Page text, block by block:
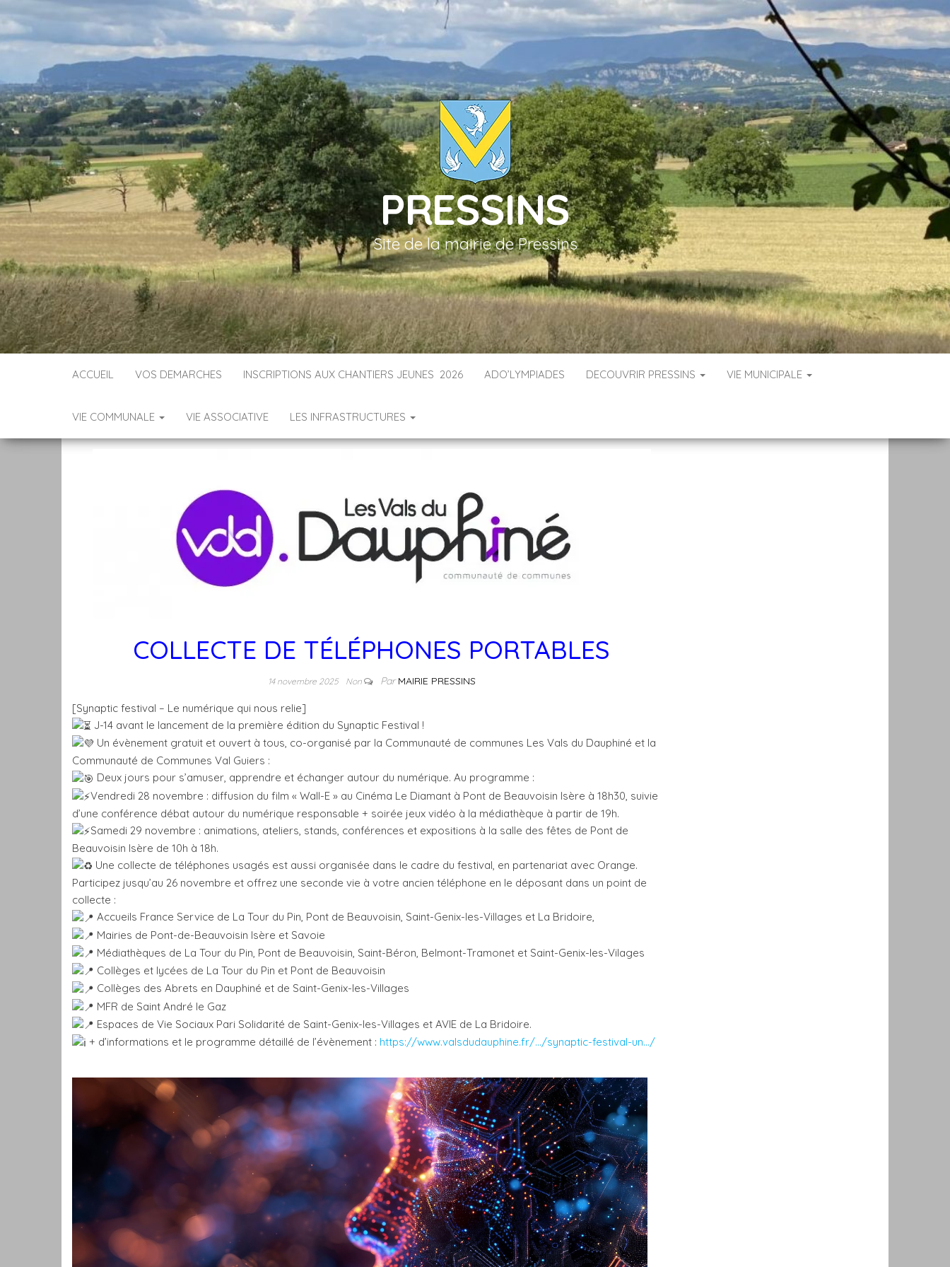
PRESSINS
Site de la mairie de Pressins
ACCUEIL VOS DEMARCHES INSCRIPTIONS AUX CHANTIERS JEUNES 2026 ADO’LYMPIADES DECOUVRIR PRESSINS VIE MUNICIPALE
VIE COMMUNALE VIE ASSOCIATIVE LES INFRASTRUCTURES
COLLECTE DE TÉLÉPHONES PORTABLES
14 novembre 2025 Non ParMAIRIE PRESSINS
[Synaptic festival – Le numérique qui nous relie]
J-14 avant le lancement de la première édition du Synaptic Festival !
Un évènement gratuit et ouvert à tous, co-organisé par la Communauté de communes Les Vals du Dauphiné et la
Communauté de Communes Val Guiers :
Deux jours pour s’amuser, apprendre et échanger autour du numérique. Au programme :
Vendredi 28 novembre : diffusion du film « Wall-E » au Cinéma Le Diamant à Pont de Beauvoisin Isère à 18h30, suivie
d’une conférence débat autour du numérique responsable + soirée jeux vidéo à la médiathèque à partir de 19h.
Samedi 29 novembre : animations, ateliers, stands, conférences et expositions à la salle des fêtes de Pont de
Beauvoisin Isère de 10h à 18h.
Une collecte de téléphones usagés est aussi organisée dans le cadre du festival, en partenariat avec Orange.
Participez jusqu’au 26 novembre et offrez une seconde vie à votre ancien téléphone en le déposant dans un point de
collecte :
Accueils France Service de La Tour du Pin, Pont de Beauvoisin, Saint-Genix-les-Villages et La Bridoire,
Mairies de Pont-de-Beauvoisin Isère et Savoie
Médiathèques de La Tour du Pin, Pont de Beauvoisin, Saint-Béron, Belmont-Tramonet et Saint-Genix-les-Vilages
Collèges et lycées de La Tour du Pin et Pont de Beauvoisin
Collèges des Abrets en Dauphiné et de Saint-Genix-les-Villages
MFR de Saint André le Gaz
Espaces de Vie Sociaux Pari Solidarité de Saint-Genix-les-Villages et AVIE de La Bridoire.
+ d’informations et le programme détaillé de l’évènement : https://www.valsdudauphine.fr/…/synaptic-festival-un…/